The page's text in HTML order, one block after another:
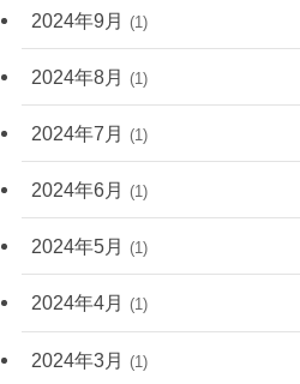
2024年9月 (1)
2024年8月 (1)
2024年7月 (1)
2024年6月 (1)
2024年5月 (1)
2024年4月 (1)
2024年3月 (1)